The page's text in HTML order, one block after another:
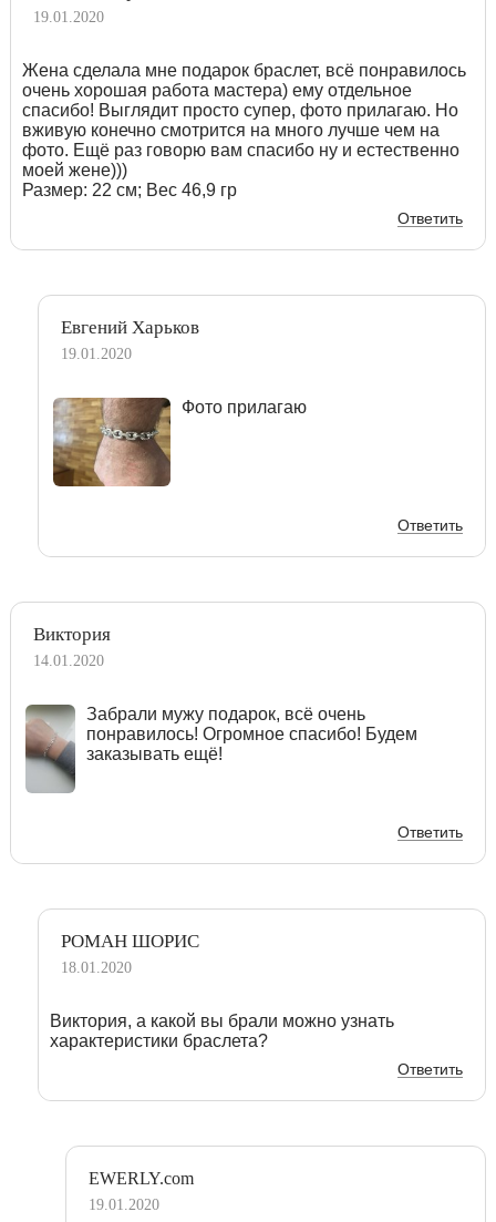
19.01.2020
Жена сделала мне подарок браслет, всё понравилось
очень хорошая работа мастера) ему отдельное
спасибо! Выглядит просто супер, фото прилагаю. Но
вживую конечно смотрится на много лучше чем на
фото. Ещё раз говорю вам спасибо ну и естественно
моей жене)))
Размер: 22 см; Вес 46,9 гр
Ответить
Евгений Харьков
19.01.2020
Фото прилагаю
Ответить
Виктория
14.01.2020
Забрали мужу подарок, всё очень
понравилось! Огромное спасибо! Будем
заказывать ещё!
Ответить
РОМАН ШОРИС
18.01.2020
Виктория, а какой вы брали можно узнать
характеристики браслета?
Ответить
EWERLY.com
19.01.2020